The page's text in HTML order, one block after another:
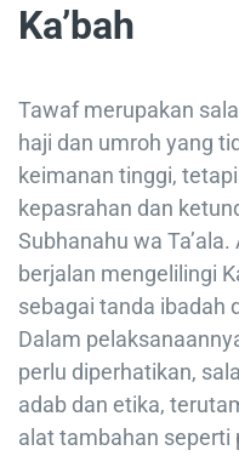
Ka’bah
Tawaf merupakan
haji dan umroh yang
keimanan tinggi,
kepasrahan dan
Subhanahu wa
berjalan mengelilingi
sebagai tanda ibadah
Dalam
perlu diperhatikan,
adab dan etika,
alat tambahan seperti